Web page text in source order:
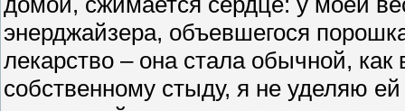
энерджайзера, объевшегося
лекарство – она стала обычной,
собственному стыду, я не уделяю